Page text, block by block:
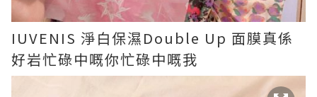
IUVENIS 淨白保濕Double Up 面膜真係
好岩忙碌中嘅你忙碌中嘅我